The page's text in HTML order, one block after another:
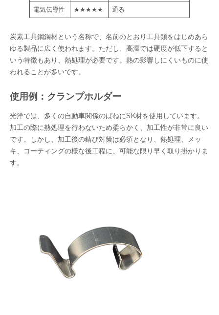
電気伝導性 ★★★★★ 通る
炭素工具鋼鋼材という名称で、名前のとおり工具類をはじめあら
ゆる製品に広く使われます。ただし、高温では硬度が低下すると
いう特徴もあり、熱処理が必要です。熱の影響しにくいものに使
われることが多いです。
使用例：クランプホルダー
光洋では、多くの自動車関係のばねにSK材を使用しています。
加工の際に熱処理を行わないため柔らかく、加工性が非常に良い
です。しかし、加工後の錆び対策は必須となり、熱処理、メッ
キ、コーティングの様な後工程に、可能な限り早く取り掛かりま
す。